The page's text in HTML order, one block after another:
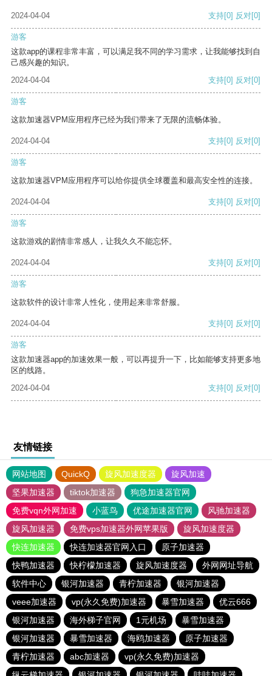
2024-04-04 支持[0] 反对[0]
游客
这款app的课程非常丰富，可以满足我不同的学习需求，让我能够找到自
己感兴趣的知识。
2024-04-04
支持[0] 反对[0]
游客
这款加速器VPM应用程序已经为我们带来了无限的流畅体验。
2024-04-04 支持[0] 反对[0]
游客
这款加速器VPM应用程序可以给你提供全球覆盖和最高安全性的连接。
2024-04-04 支持[0] 反对[0]
游客
这款游戏的剧情非常感人，让我久久不能忘怀。
2024-04-04 支持[0] 反对[0]
游客
这款软件的设计非常人性化，使用起来非常舒服。
2024-04-04 支持[0] 反对[0]
游客
这款加速器app的加速效果一般，可以再提升一下，比如能够支持更多地
区的线路。
2024-04-04
支持[0] 反对[0]
友情链接
网站地图 QuickQ 旋风加速度器
旋风加速
坚果加速器
tiktok加速器
狗急加速器官网
免费vqn外网加速
小蓝鸟 优途加速器官网
风驰加速器
旋风加速器
免费vps加速器外网苹果版
旋风加速度器
快连加速器
快连加速器官网入口
原子加速器
快鸭加速器
快柠檬加速器 旋风加速度器
外网网址导航
软件中心
银河加速器 青柠加速器
银河加速器
veee加速器
vp(永久免费)加速器 暴雪加速器
优云666
银河加速器
海外梯子官网 1元机场
暴雪加速器
银河加速器
暴雪加速器 海鸥加速器
原子加速器
青柠加速器
abc加速器
vp(永久免费)加速器